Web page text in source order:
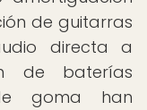
de guitarras
directa a
de baterías
goma han